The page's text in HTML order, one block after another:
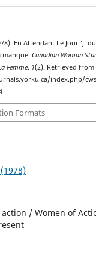
En Attendant Le Jour ’J’ du
manque.Canadian Woman
Femme, 1(2). Retrieved from
index.php/
Formats
action / Women of